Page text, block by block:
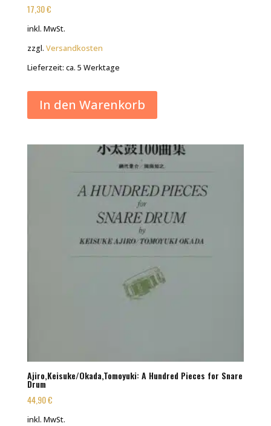
17,30€
inkl. MwSt.
zzgl. Versandkosten
Lieferzeit: ca. 5 Werktage
In den Warenkorb
Ajiro,Keisuke/Okada,Tomoyuki: A Hundred Pieces for Snare
Drum
44,90€
inkl. MwSt.